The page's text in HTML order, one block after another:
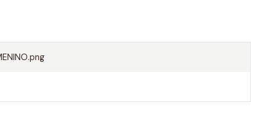
movimento mais rápido ao nadar.
são da melhor qualidade, sempre utilizando
calção masculino Turbo polo